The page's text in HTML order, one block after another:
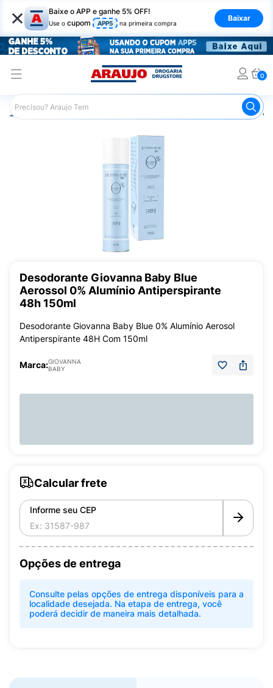
× Baixe o APP e ganhe 5% OFF!
Use o cupom APP5 na primeira compra
Baixar
0
Araujo Higiene Pessoal Desodorante
Desodorante Giovanna Baby Blue
Aerossol 0% Alumínio Antiperspirante
48h 150ml
Desodorante Giovanna Baby Blue 0% Alumínio Aerosol
Antiperspirante 48H Com 150ml
Marca:GIOVANNA
BABY
Calcular frete
Informe seu CEP
Opções de entrega
Consulte pelas opções de entrega disponíveis para a
localidade desejada. Na etapa de entrega, você
poderá decidir de maneira mais detalhada.